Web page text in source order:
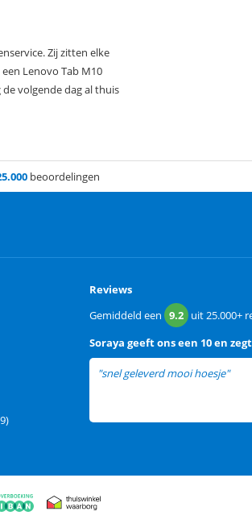
Zij zitten elke
Lenovo Tab M10
volgende dag al thuis
beoordelingen
Reviews
Gemiddeld een 9.2 uit25.000+
Soraya geeft ons een 10 en
"snel geleverd mooi hoesje"